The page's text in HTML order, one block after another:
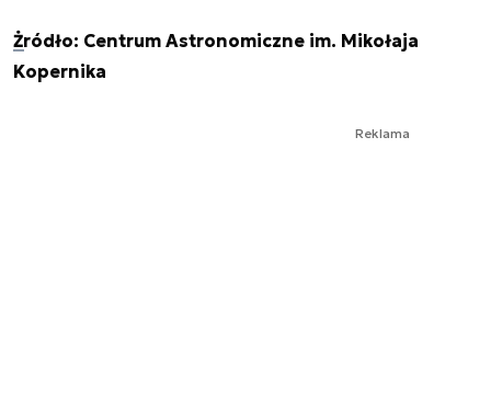
Żródło: Centrum Astronomiczne im. Mikołaja
Kopernika
Reklama